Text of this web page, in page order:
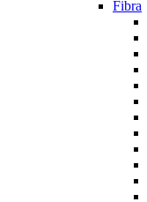
Fibra